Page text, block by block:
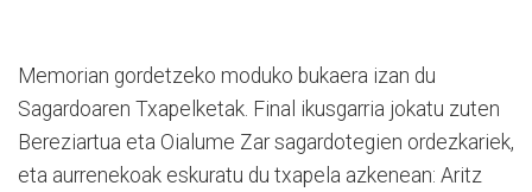
Memorian gordetzeko moduko bukaera izan du
Sagardoaren Txapelketak. Final ikusgarria jokatu zuten
Bereziartua eta Oialume Zar sagardotegien ordezkariek,
eta aurrenekoak eskuratu du txapela azkenean: Aritz